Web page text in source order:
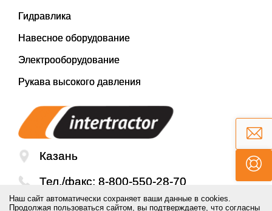
Гидравлика
Навесное оборудование
Электрооборудование
Рукава высокого давления
Казань
Тел./факс: 8-800-550-28-70
Email:mail@inter-tractor.ru
Наш сайт автоматически сохраняет ваши данные в cookies.
Продолжая пользоваться сайтом, вы подтверждаете, что согласны